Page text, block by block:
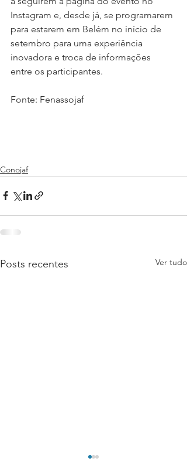
Instagram e, desde já, se programarem
para estarem em Belém no início de
setembro para uma experiência
inovadora e troca de informações
entre os participantes.
Fonte: Fenassojaf
Conojaf
Posts recentes Ver tudo